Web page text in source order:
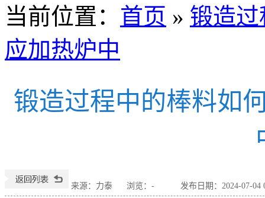
当前位置 ： 首页 » 锻造
应加热炉中
锻造过程中的棒料如
来源：力泰 浏览： - 发布日期：2024-07-04